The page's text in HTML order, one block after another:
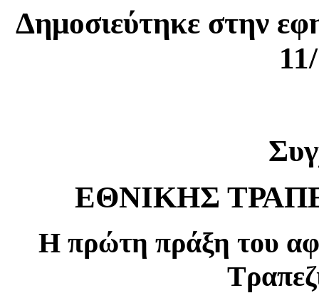
Δημοσιεύτηκε στην
ΕΘΝΙΚΗΣ
Η πρώτη πράξη του